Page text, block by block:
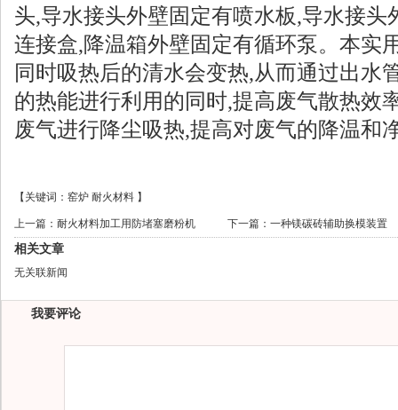
头,导水接头外壁固定有喷水板,导水接头
连接盒,降温箱外壁固定有循环泵。本实
同时吸热后的清水会变热,从而通过出水
的热能进行利用的同时,提高废气散热效
废气进行降尘吸热,提高对废气的降温和
【 关键词： 窑炉 耐火材料 】
上一篇： 耐火材料加工用防堵塞磨粉机 下一篇： 一种镁碳砖辅助换模装置
相关文章
无关联新闻
我要评论